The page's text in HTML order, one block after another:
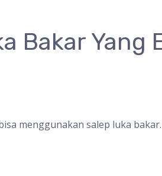
Bakar Yang
menggunakan salep luka bakar.